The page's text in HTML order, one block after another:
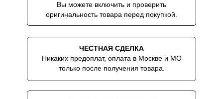
Вы можете включить и проверить
оригинальность товара перед покупкой.
ЧЕСТНАЯ СДЕЛКА
Никаких предоплат, оплата в Москве и МО
только после получения товара.